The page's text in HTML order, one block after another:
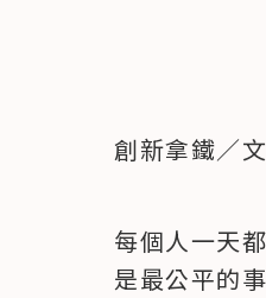
創新拿鐵／
每個人一天
是最公平的